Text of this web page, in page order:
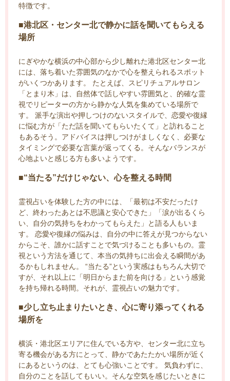
特徴です。
■港北区・センター北で静かに話を聞いてもらえる
場所
にぎやかな横浜の中心部から少し離れた港北区センター北
には、落ち着いた雰囲気のなかで心を整えられるスポット
がいくつかあります。 たとえば、スピリチュアルサロン
「とまり木」は、自然体で話しやすい雰囲気と、的確な霊
視でリピーターの方から静かな人気を集めている場所で
す。 派手な演出や押しつけのないスタイルで、恋愛や復縁
に悩む方が「ただ話を聞いてもらいたくて」と訪れること
もあるそう。アドバイスは押しつけがましくなく、必要な
タイミングで必要な言葉が返ってくる。そんなバランスが
心地よいと感じる方も多いようです。
■“当たる”だけじゃない、心を整える時間
霊視占いを体験した方の中には、「最初は不安だったけ
ど、終わったあとは不思議と安心できた」「涙が出るくら
い、自分の気持ちをわかってもらえた」と語る人もいま
す。 恋愛や復縁の悩みは、自分の中に答えが見つからない
からこそ、誰かに話すことで気づけることも多いもの。霊
視という方法を通じて、本当の気持ちに出会える瞬間があ
るかもしれません。 “当たる”という実感はもちろん大切で
すが、それ以上に「明日からまた前を向ける」という感覚
を持ち帰れる時間。それが、霊視占いの魅力です。
■少し立ち止まりたいとき、心に寄り添ってくれる
場所を
横浜・港北区エリアに住んでいる方や、センター北に立ち
寄る機会がある方にとって、静かであたたかい場所が近く
にあるというのは、とても心強いことです。 気負わずに、
自分のことを話してもいい。そんな空気を感じたいときに